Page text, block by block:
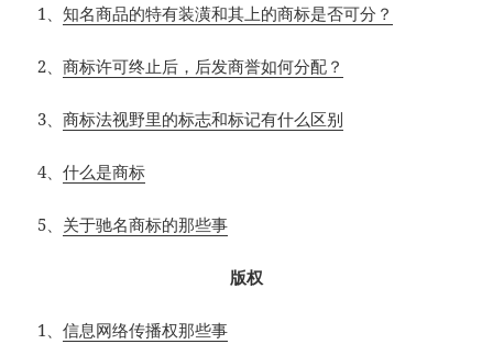
1 、知名商品的特有装潢和其上的商标是否可分？
2 、商标许可终止后，后发商誉如何分配？
3 、商标法视野里的标志和标记有什么区别
4、什么是商标
5 关于驰名商标的那些事
版权
1 、信息网络传播权那些事